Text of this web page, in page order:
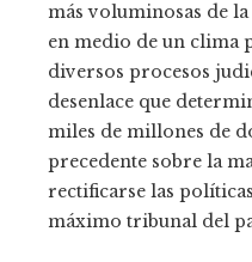
más voluminosas de
en medio de un clima
diversos procesos
desenlace que
miles de millones de
precedente sobre la
rectificarse las
máximo tribunal del